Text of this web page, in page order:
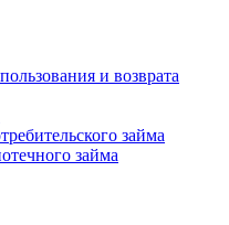
и возврата
займа
займа